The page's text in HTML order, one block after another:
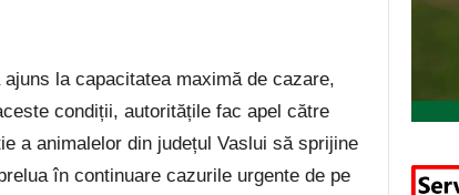
la capacitatea maximă de cazare,
condiții, autoritățile fac apel către
a animalelor din județul Vaslui să sprijine
în continuare cazurile urgente de pe